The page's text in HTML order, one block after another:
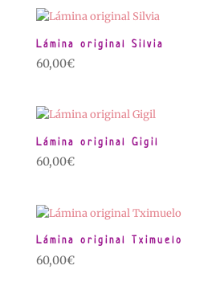
Lámina original Silvia
60,00€
Lámina original Gigil
60,00€
Lámina original Tximuelo
60,00€